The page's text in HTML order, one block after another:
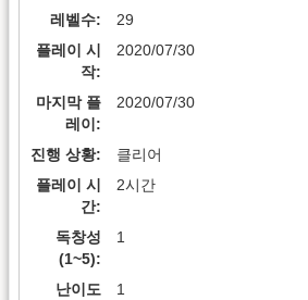
레벨수
29
플레이 시
작
2020/07/30
마지막 플
레이
2020/07/30
진행 상황
클리어
플레이 시
간
2시간
독창성
(1~5)
1
난이도
1